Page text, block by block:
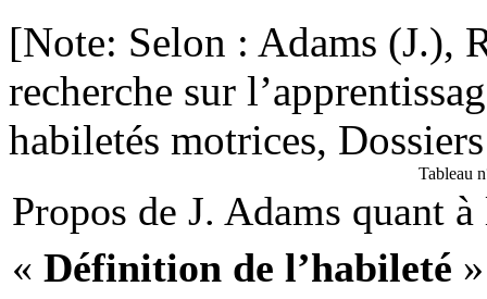
[Note: Selon : Adams (J.),
recherche sur
habiletés motrices,
Tableau
Propos de J. Adams quant
« Définition de l’habileté »